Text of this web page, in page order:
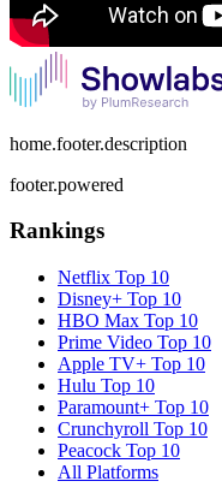
home.footer.description
footer.powered
Rankings
Netflix Top 10
Disney+ Top 10
HBO Max Top 10
Prime Video Top 10
Apple TV+ Top 10
Hulu Top 10
Paramount+ Top 10
Crunchyroll Top 10
Peacock Top 10
All Platforms